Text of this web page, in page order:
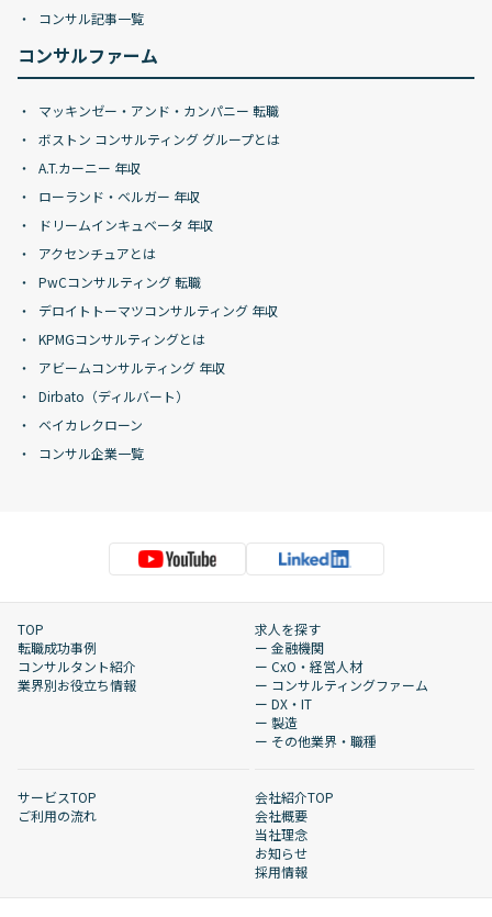
コンサル記事一覧
コンサルファーム
マッキンゼー・アンド・カンパニー 転職
ボストン コンサルティング グループとは
A.T.カーニー 年収
ローランド・ベルガー 年収
ドリームインキュベータ 年収
アクセンチュアとは
PwCコンサルティング 転職
デロイトトーマツコンサルティング 年収
KPMGコンサルティングとは
アビームコンサルティング 年収
Dirbato（ディルバート）
ベイカレクローン
コンサル企業一覧
TOP
転職成功事例
コンサルタント紹介
業界別お役立ち情報
求人を探す
ー 金融機関
ー CxO・経営人材
ー コンサルティングファーム
ー DX・IT
ー 製造
ー その他業界・職種
サービスTOP
ご利用の流れ
会社紹介TOP
会社概要
当社理念
お知らせ
採用情報